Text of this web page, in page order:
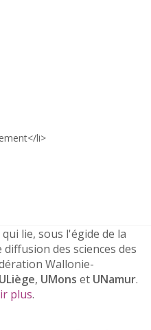
li>
lie, sous l'égide de la
des sciences des
Wallonie-
ULiège, UMons et UNamur.
plus.